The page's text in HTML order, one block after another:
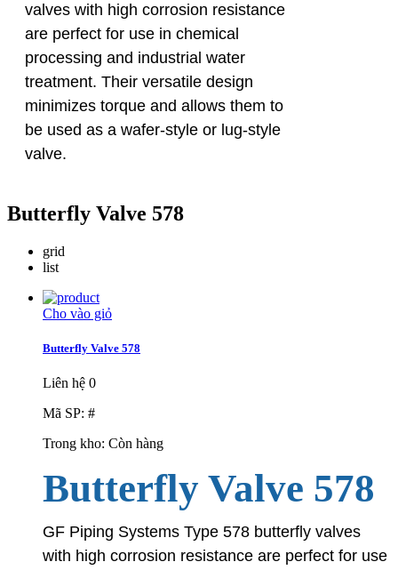
valves with high corrosion resistance
are perfect for use in chemical
processing and industrial water
treatment. Their versatile design
minimizes torque and allows them to
be used as a wafer-style or lug-style
valve.
Butterfly Valve 578
grid
list
Cho vào giỏ
Butterfly Valve 578
Liên hệ 0
Mã SP: #
Trong kho: Còn hàng
Butterfly Valve 578
GF Piping Systems Type 578 butterfly valves
with high corrosion resistance are perfect for use